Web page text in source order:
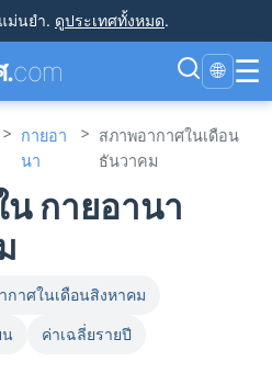
ม่นยำ. ดูประเทศทั้งหมด.
.com 🌐 ☰
> กายอา
นา
> สภาพอากาศในเดือน
ธันวาคม
กายอานา
กาศในเดือนสิงหาคม
น ค่าเฉลี่ยรายปี